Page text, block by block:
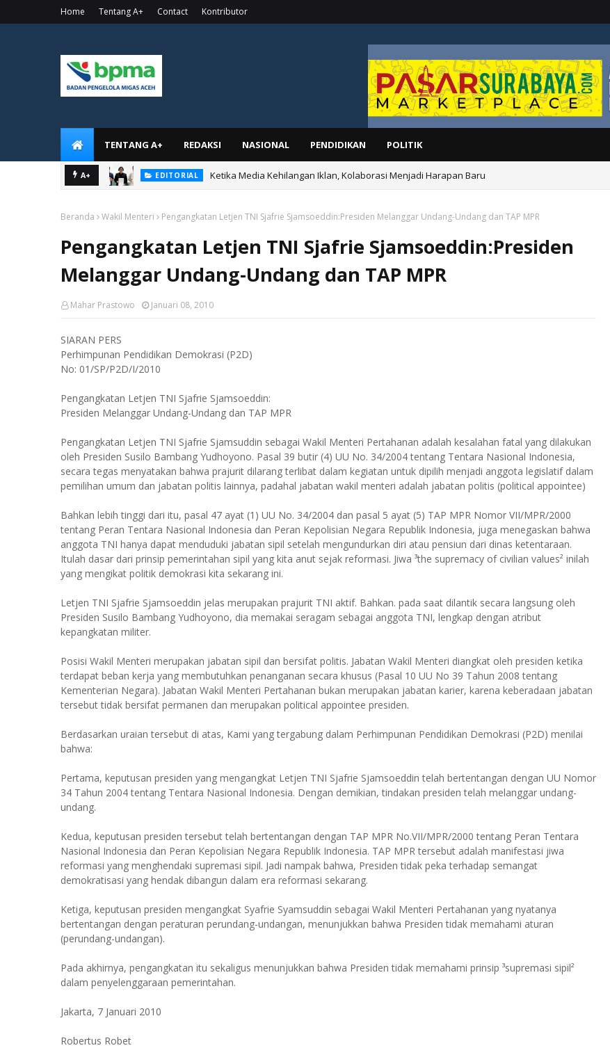
Home Tentang A+ Contact Kontributor
TENTANG A+ REDAKSI NASIONAL PENDIDIKAN POLITIK
A+ EDITORIAL Ketika Media Kehilangan Iklan, Kolaborasi Menjadi Harapan Baru
Beranda Wakil Menteri Pengangkatan Letjen TNI Sjafrie Sjamsoeddin:Presiden Melanggar Undang-Undang dan TAP MPR
Pengangkatan Letjen TNI Sjafrie Sjamsoeddin:Presiden
Melanggar Undang-Undang dan TAP MPR
Mahar Prastowo Januari 08, 2010
SIARAN PERS
Perhimpunan Pendidikan Demokrasi (P2D)
No: 01/SP/P2D/I/2010
Pengangkatan Letjen TNI Sjafrie Sjamsoeddin:
Presiden Melanggar Undang-Undang dan TAP MPR
Pengangkatan Letjen TNI Sjafrie Sjamsuddin sebagai Wakil Menteri Pertahanan adalah kesalahan fatal yang dilakukan
oleh Presiden Susilo Bambang Yudhoyono. Pasal 39 butir (4) UU No. 34/2004 tentang Tentara Nasional Indonesia,
secara tegas menyatakan bahwa prajurit dilarang terlibat dalam kegiatan untuk dipilih menjadi anggota legislatif dalam
pemilihan umum dan jabatan politis lainnya, padahal jabatan wakil menteri adalah jabatan politis (political appointee)
Bahkan lebih tinggi dari itu, pasal 47 ayat (1) UU No. 34/2004 dan pasal 5 ayat (5) TAP MPR Nomor VII/MPR/2000
tentang Peran Tentara Nasional Indonesia dan Peran Kepolisian Negara Republik Indonesia, juga menegaskan bahwa
anggota TNI hanya dapat menduduki jabatan sipil setelah mengundurkan diri atau pensiun dari dinas ketentaraan.
Itulah dasar dari prinsip pemerintahan sipil yang kita anut sejak reformasi. Jiwa ³the supremacy of civilian values² inilah
yang mengikat politik demokrasi kita sekarang ini.
Letjen TNI Sjafrie Sjamsoeddin jelas merupakan prajurit TNI aktif. Bahkan. pada saat dilantik secara langsung oleh
Presiden Susilo Bambang Yudhoyono, dia memakai seragam sebagai anggota TNI, lengkap dengan atribut
kepangkatan militer.
Posisi Wakil Menteri merupakan jabatan sipil dan bersifat politis. Jabatan Wakil Menteri diangkat oleh presiden ketika
terdapat beban kerja yang membutuhkan penanganan secara khusus (Pasal 10 UU No 39 Tahun 2008 tentang
Kementerian Negara). Jabatan Wakil Menteri Pertahanan bukan merupakan jabatan karier, karena keberadaan jabatan
tersebut tidak bersifat permanen dan merupakan political appointee presiden.
Berdasarkan uraian tersebut di atas, Kami yang tergabung dalam Perhimpunan Pendidikan Demokrasi (P2D) menilai
bahwa:
Pertama, keputusan presiden yang mengangkat Letjen TNI Sjafrie Sjamsoeddin telah bertentangan dengan UU Nomor
34 Tahun 2004 tentang Tentara Nasional Indonesia. Dengan demikian, tindakan presiden telah melanggar undang-
undang.
Kedua, keputusan presiden tersebut telah bertentangan dengan TAP MPR No.VII/MPR/2000 tentang Peran Tentara
Nasional Indonesia dan Peran Kepolisian Negara Republik Indonesia. TAP MPR tersebut adalah manifestasi jiwa
reformasi yang menghendaki supremasi sipil. Jadi nampak bahwa, Presiden tidak peka terhadap semangat
demokratisasi yang hendak dibangun dalam era reformasi sekarang.
Ketiga, keputusan presiden mengangkat Syafrie Syamsuddin sebagai Wakil Menteri Pertahanan yang nyatanya
bertentangan dengan peraturan perundang-undangan, menunjukkan bahwa Presiden tidak memahami aturan
(perundang-undangan).
Pada akhirnya, pengangkatan itu sekaligus menunjukkan bahwa Presiden tidak memahami prinsip ³supremasi sipil²
dalam penyelenggaraan pemerintahan.
Jakarta, 7 Januari 2010
Robertus Robet